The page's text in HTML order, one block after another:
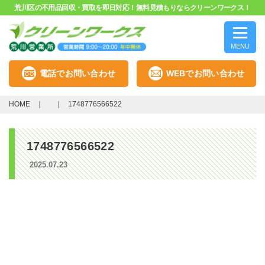
荒川区の不用品回収・買取を即日対応！無料見積もりならクリーンワークス！
MENU
電話でお問い合わせ WEBでお問い合わせ
HOME 1748776566522
1748776566522
2025.07.23